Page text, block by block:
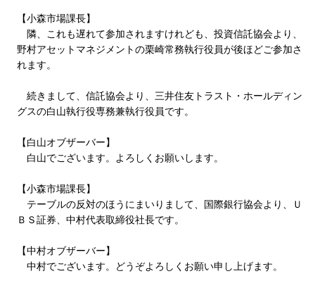
【小森市場課長】
隣、これも遅れて参加されますけれども、投資信託協会より、
野村アセットマネジメントの栗崎常務執行役員が後ほどご参加さ
れます。
続きまして、信託協会より、三井住友トラスト・ホールディン
グスの白山執行役専務兼執行役員です。
【白山オブザーバー】
白山でございます。よろしくお願いします。
【小森市場課長】
テーブルの反対のほうにまいりまして、国際銀行協会より、Ｕ
ＢＳ証券、中村代表取締役社長です。
【中村オブザーバー】
中村でございます。どうぞよろしくお願い申し上げます。